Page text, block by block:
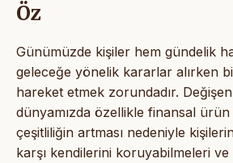
Öz
Günümüzde kişiler hem gündelik
geleceğe yönelik kararlar alırken
hareket etmek zorundadır.
dünyamızda özellikle finansal
çeşitliliğin artması nedeniyle
karşı kendilerini koruyabilmeleri ve